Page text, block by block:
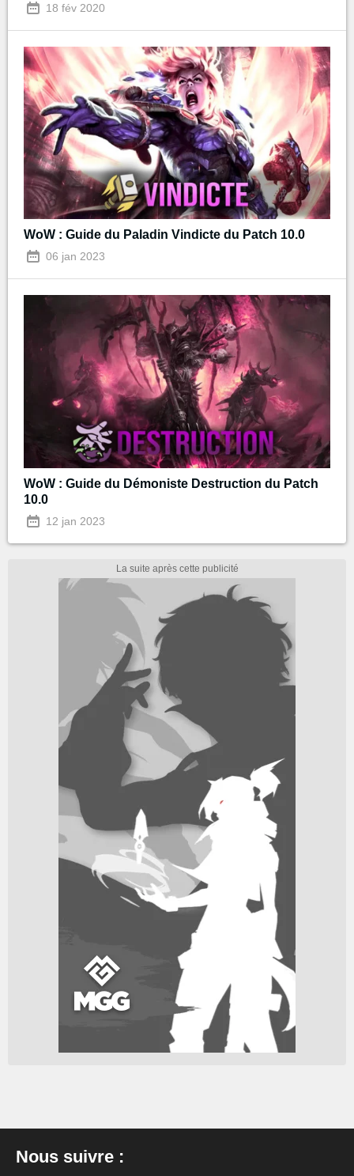
18 fév 2020
WoW : Guide du Paladin Vindicte du Patch 10.0
06 jan 2023
WoW : Guide du Démoniste Destruction du Patch
10.0
12 jan 2023
Nous suivre :